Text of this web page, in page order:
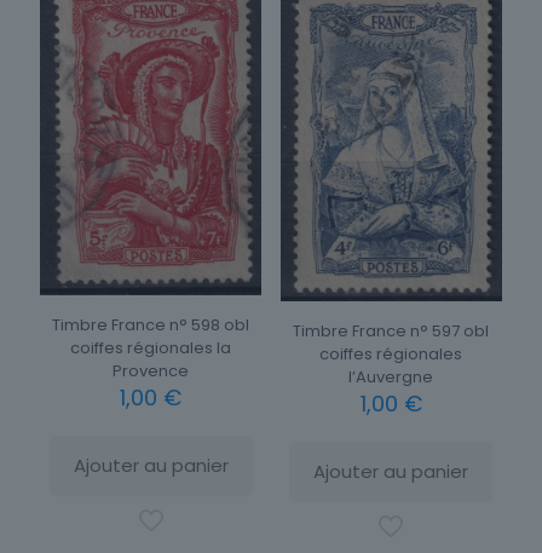
Timbre France n° 598 obl
coiffes régionales la
Provence
1,00 €
Ajouter au panier
Timbre France n° 597 obl
coiffes régionales
l’Auvergne
1,00 €
Ajouter au panier